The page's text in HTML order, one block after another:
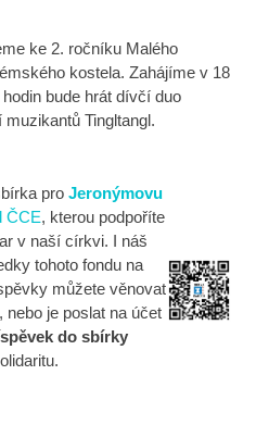
ke 2. ročníku Malého
kostela. Zahájíme v 18
bude hrát dívčí duo
Tingltangl.
pro Jeronýmovu
ČCE, kterou podpoříte
v naší církvi. I náš
tohoto fondu na
můžete věnovat
nebo je poslat na účet
do sbírky